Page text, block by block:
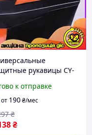
рукавицы CY-
цветом. VE-33
к отправке
от 190₴/мес
₴
₴